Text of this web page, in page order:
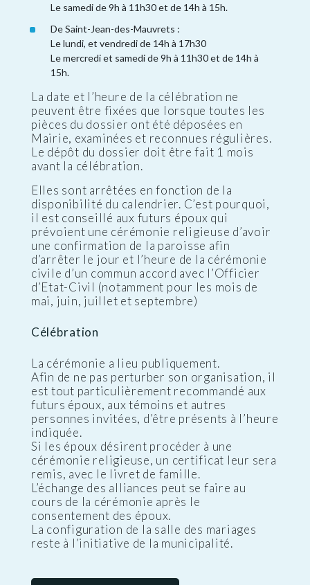
Le samedi de 9h à 11h30 et de 14h à 15h.
De Saint-Jean-des-Mauvrets :
Le lundi, et vendredi de 14h à 17h30
Le mercredi et samedi de 9h à 11h30 et de 14h à
15h.
La date et l’heure de la célébration ne
peuvent être fixées que lorsque toutes les
pièces du dossier ont été déposées en
Mairie, examinées et reconnues régulières.
Le dépôt du dossier doit être fait 1 mois
avant la célébration.
Elles sont arrêtées en fonction de la
disponibilité du calendrier. C’est pourquoi,
il est conseillé aux futurs époux qui
prévoient une cérémonie religieuse d’avoir
une confirmation de la paroisse afin
d’arrêter le jour et l’heure de la cérémonie
civile d’un commun accord avec l’Officier
d’Etat-Civil (notamment pour les mois de
mai, juin, juillet et septembre)
Célébration
La cérémonie a lieu publiquement.
Afin de ne pas perturber son organisation, il
est tout particulièrement recommandé aux
futurs époux, aux témoins et autres
personnes invitées, d’être présents à l’heure
indiquée.
Si les époux désirent procéder à une
cérémonie religieuse, un certificat leur sera
remis, avec le livret de famille.
L’échange des alliances peut se faire au
cours de la cérémonie après le
consentement des époux.
La configuration de la salle des mariages
reste à l’initiative de la municipalité.